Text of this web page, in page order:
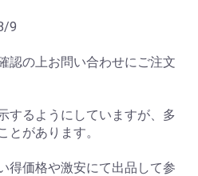
9
認の上お問い合わせにご注文
するようにしていますが、多
とがあります。
得価格や激安にて出品して参